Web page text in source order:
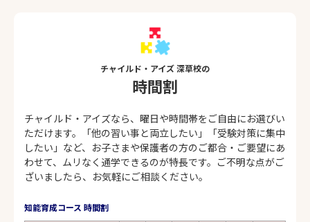
チャイルド・アイズ 深草校の
時間割
チャイルド・アイズなら、曜日や時間帯をご自由にお選びい
ただけます。「他の習い事と両立したい」「受験対策に集中
したい」など、お子さまや保護者の方のご都合・ご要望にあ
わせて、ムリなく通学できるのが特長です。ご不明な点がご
ざいましたら、お気軽にご相談ください。
知能育成コース 時間割